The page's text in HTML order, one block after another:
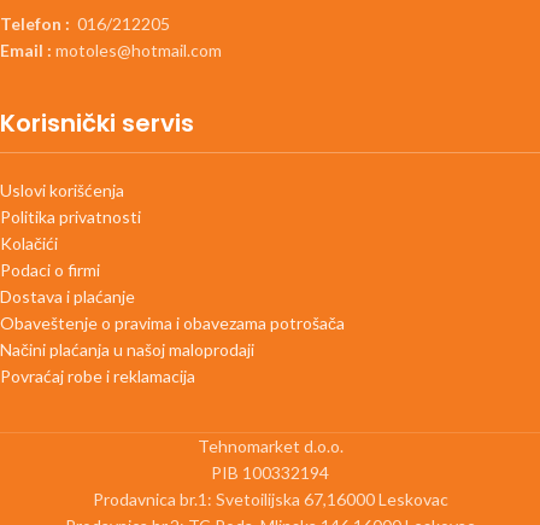
Telefon : 016/212205
Email : motoles@hotmail.com
Korisnički servis
Uslovi korišćenja
Politika privatnosti
Kolačići
Podaci o firmi
Dostava i plaćanje
Obaveštenje o pravima i obavezama potrošača
Načini plaćanja u našoj maloprodaji
Povraćaj robe i reklamacija
Tehnomarket d.o.o.
PIB 100332194
Prodavnica br.1: Svetoilijska 67,16000 Leskovac